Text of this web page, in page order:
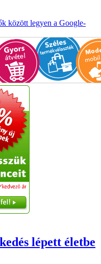
között legyen a Google-
lépett életbe